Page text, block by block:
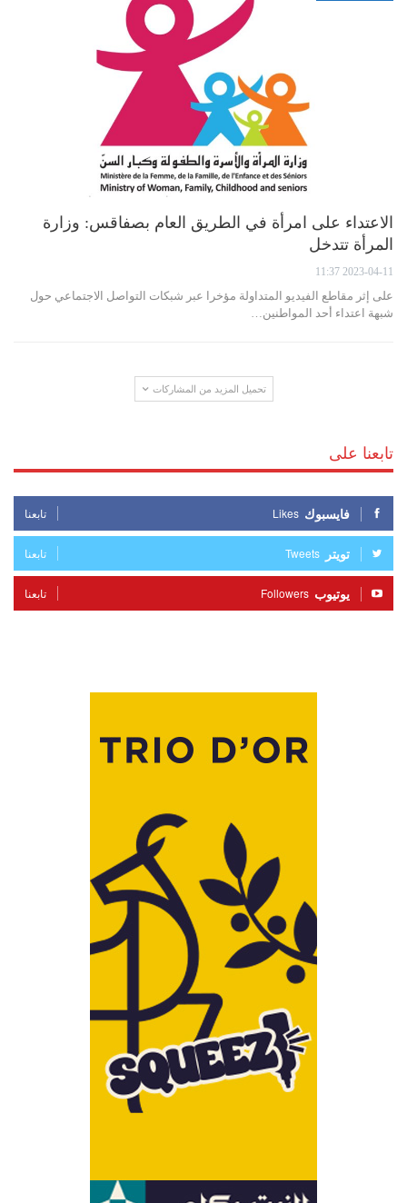
الاعتداء على امرأة في الطريق العام بصفاقس: وزارة
المرأة تتدخل
2023-04-11 11:37
على إثر مقاطع الفيديو المتداولة مؤخرا عبر شبكات التواصل الاجتماعي حول
شبهة اعتداء أحد المواطنين…
تحميل المزيد من المشاركات
تابعنا على
فايسبوك Likes تابعنا
تويتر Tweets تابعنا
يوتيوب Followers تابعنا